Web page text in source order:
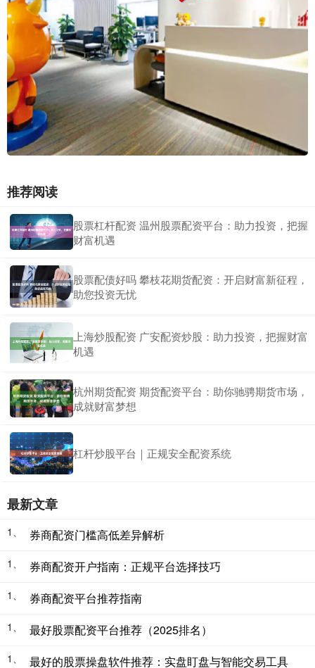
推荐阅读
股票杠杆配资 温州股票配资平台：助力投资，把握
财富机遇
股票配债好吗 攀枝花期货配资：开启财富新征程，
助您投资无忧
上海炒股配资 广安配资炒股：助力投资，把握财富
机遇
杭州期货配资 期货配资平台：助你驰骋期货市场，
成就财富梦想
杠杆炒股平台｜正规安全配资系统
最新文章
1、 券商配资门槛高低差异解析
1、 券商配资开户指南：正规平台选择技巧
1、 券商配资平台推荐指南
1、 最好股票配资平台推荐（2025排名）
1、 最好的股票操盘软件推荐：实盘盯盘与智能交易工具